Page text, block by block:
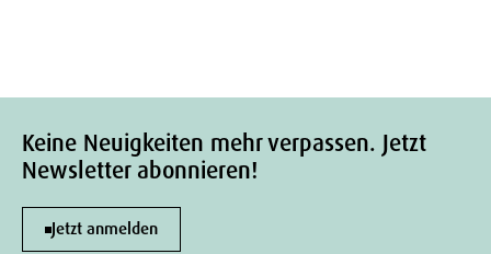
Keine Neuigkeiten mehr verpassen. Jetzt
Newsletter abonnieren!
Jetzt anmelden